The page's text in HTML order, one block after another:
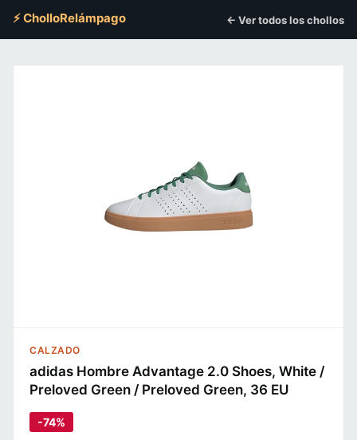
⚡ CholloRelámpago ← Ver todos los chollos
CALZADO
adidas Hombre Advantage 2.0 Shoes, White /
Preloved Green / Preloved Green, 36 EU
-74%